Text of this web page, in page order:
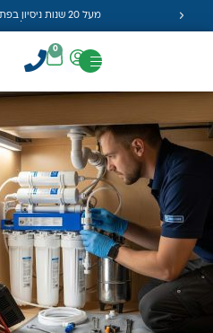
מעל 20 שנות ניסיון בפתרונות מים בריאים
0